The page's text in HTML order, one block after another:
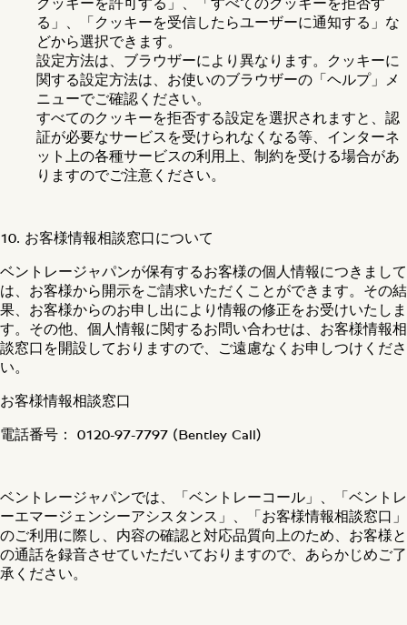
クッキーを許可する」、「すべてのクッキーを拒否す
る」、「クッキーを受信したらユーザーに通知する」な
どから選択できます。
設定方法は、ブラウザーにより異なります。クッキーに
関する設定方法は、お使いのブラウザーの「ヘルプ」メ
ニューでご確認ください。
すべてのクッキーを拒否する設定を選択されますと、認
証が必要なサービスを受けられなくなる等、インターネ
ット上の各種サービスの利用上、制約を受ける場合があ
りますのでご注意ください。
10. お客様情報相談窓口について
ベントレージャパンが保有するお客様の個人情報につきまして
は、お客様から開示をご請求いただくことができます。その結
果、お客様からのお申し出により情報の修正をお受けいたしま
す。その他、個人情報に関するお問い合わせは、お客様情報相
談窓口を開設しておりますので、ご遠慮なくお申しつけくださ
い。
お客様情報相談窓口
電話番号： 0120-97-7797 (Bentley Call)
ベントレージャパンでは、「ベントレーコール」、「ベントレ
ーエマージェンシーアシスタンス」、「お客様情報相談窓口」
のご利用に際し、内容の確認と対応品質向上のため、お客様と
の通話を録音させていただいておりますので、あらかじめご了
承ください。